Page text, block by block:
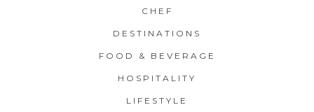
CHEF
DESTINATIONS
FOOD & BEVERAGE
HOSPITALITY
LIFESTYLE